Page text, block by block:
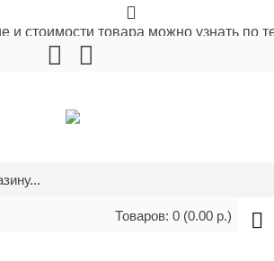
и стоимости товара можно узнать по
Товаров: 0 (0.00 р.)